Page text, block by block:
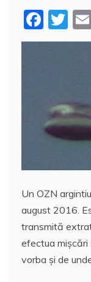
F
a
o
o
T
w
Un OZN
august 2016.
transmită
efectua
vorba şi de